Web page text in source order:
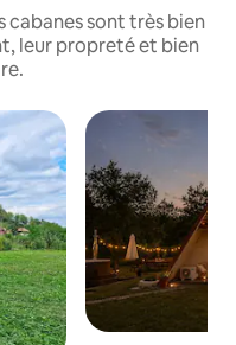
cabanes sont très bien
leur propreté et bien